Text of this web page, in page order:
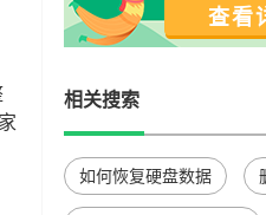
查看
相关搜索
如何恢复硬盘数据